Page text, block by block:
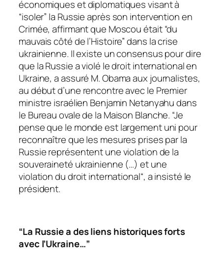
économiques et diplomatiques visant à
“isoler” la Russie après son intervention en
Crimée, affirmant que Moscou était“du
mauvais côté de l’Histoire”dans la crise
ukrainienne. Il existe un consensus pour dire
que la Russie a violé le droit international en
Ukraine, a assuré M. Obama aux journalistes,
au début d’une rencontre avec le Premier
ministre israélien Benjamin Netanyahu dans
le Bureau ovale de la Maison Blanche. “Je
pense que le monde est largement uni pour
reconnaître que les mesures prises par la
Russie représentent une violation de la
souveraineté ukrainienne (…) et une
violation du droit international“, a insisté le
président.
“La Russie a des liens historiques forts
avec l’Ukraine…”